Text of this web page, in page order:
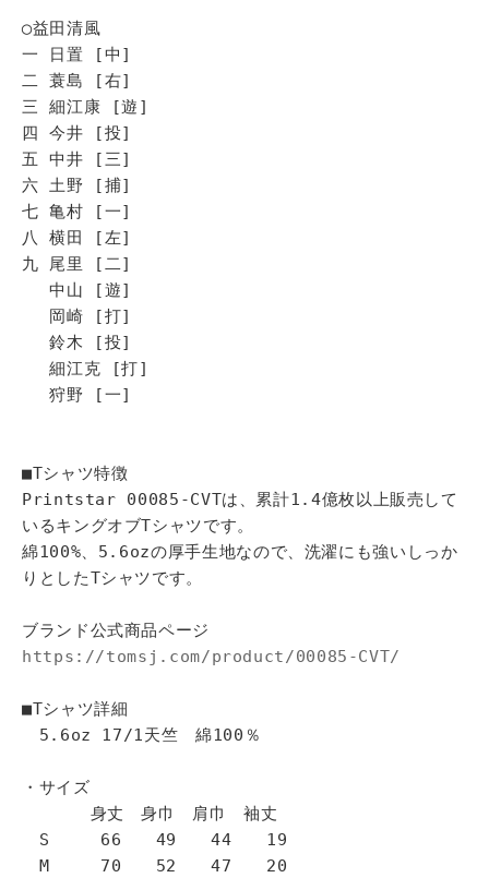
◯益田清風
一 日置 [中]
二 蓑島 [右]
三 細江康 [遊]
四 今井 [投]
五 中井 [三]
六 土野 [捕]
七 亀村 [一]
八 横田 [左]
九 尾里 [二]
中山 [遊]
岡崎 [打]
鈴木 [投]
細江克 [打]
狩野 [一]
■Tシャツ特徴
Printstar 00085-CVTは、累計1.4億枚以上販売して
いるキングオブTシャツです。
綿100%、5.6ozの厚手生地なので、洗濯にも強いしっか
りとしたTシャツです。
ブランド公式商品ページ
https://tomsj.com/product/00085-CVT/
■Tシャツ詳細
5.6oz 17/1天竺 綿100％
・サイズ
身丈 身巾 肩巾 袖丈
S 66 49 44 19
M 70 52 47 20